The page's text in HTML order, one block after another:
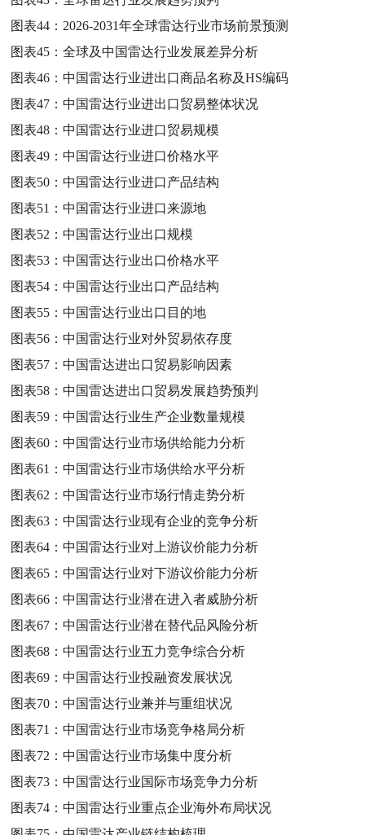
图表44： 2026-2031年全球雷达行业市场前景预测
图表45：全球及中国雷达行业发展差异分析
图表46：中国雷达行业进出口商品名称及HS编码
图表47：中国雷达行业进出口贸易整体状况
图表48：中国雷达行业进口贸易规模
图表49：中国雷达行业进口价格水平
图表50：中国雷达行业进口产品结构
图表51：中国雷达行业进口来源地
图表52：中国雷达行业出口规模
图表53：中国雷达行业出口价格水平
图表54：中国雷达行业出口产品结构
图表55：中国雷达行业出口目的地
图表56：中国雷达行业对外贸易依存度
图表57：中国雷达进出口贸易影响因素
图表58：中国雷达进出口贸易发展趋势预判
图表59：中国雷达行业生产企业数量规模
图表60：中国雷达行业市场供给能力分析
图表61：中国雷达行业市场供给水平分析
图表62：中国雷达行业市场行情走势分析
图表63：中国雷达行业现有企业的竞争分析
图表64：中国雷达行业对上游议价能力分析
图表65：中国雷达行业对下游议价能力分析
图表66：中国雷达行业潜在进入者威胁分析
图表67：中国雷达行业潜在替代品风险分析
图表68：中国雷达行业五力竞争综合分析
图表69：中国雷达行业投融资发展状况
图表70：中国雷达行业兼并与重组状况
图表71：中国雷达行业市场竞争格局分析
图表72：中国雷达行业市场集中度分析
图表73：中国雷达行业国际市场竞争力分析
图表74：中国雷达行业重点企业海外布局状况